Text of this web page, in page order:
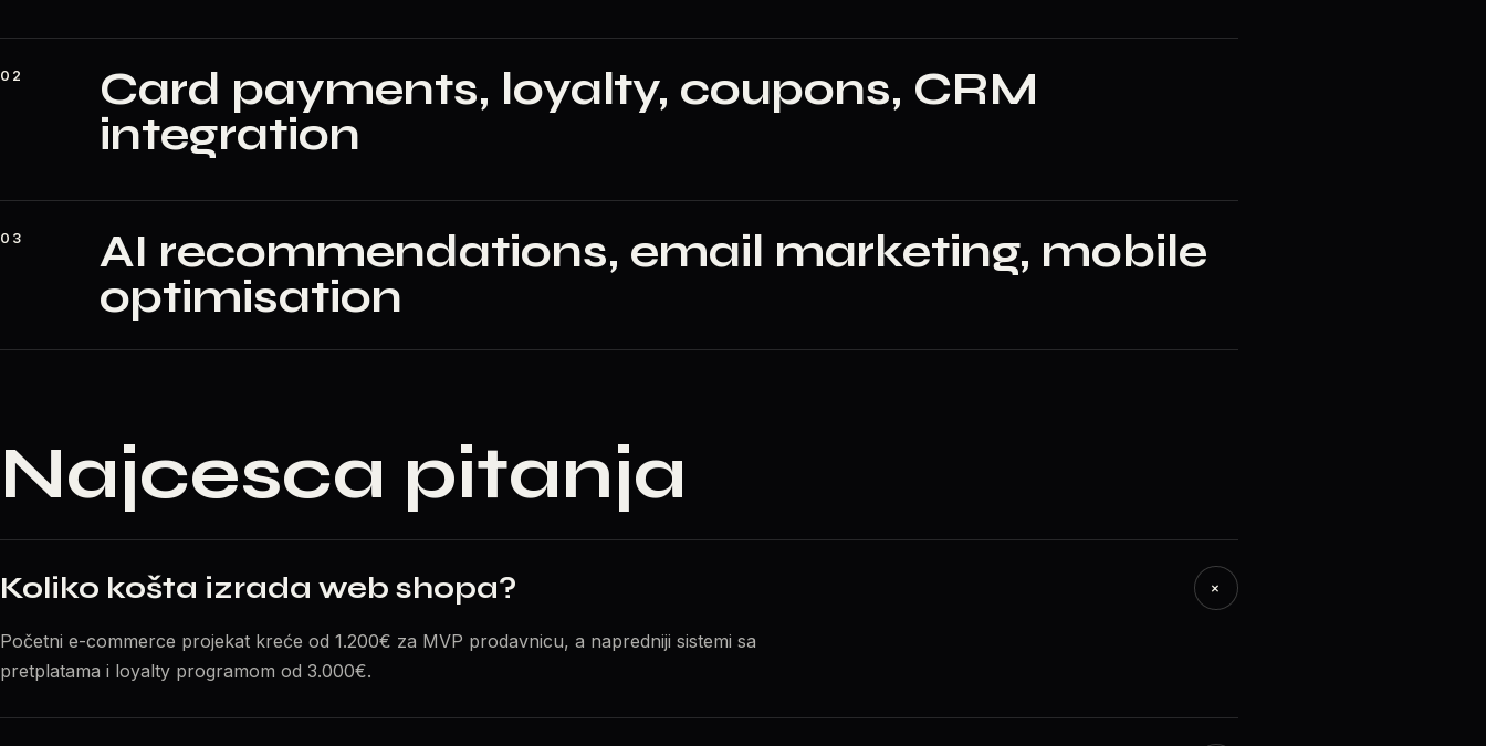
02
Card payments, loyalty, coupons, CRM
integration
03
AI recommendations, email marketing, mobile
optimisation
Najcesca pitanja
Koliko košta izrada web shopa? +
Početni e-commerce projekat kreće od 1.200€ za MVP prodavnicu, a napredniji sistemi sa
pretplatama i loyalty programom od 3.000€.